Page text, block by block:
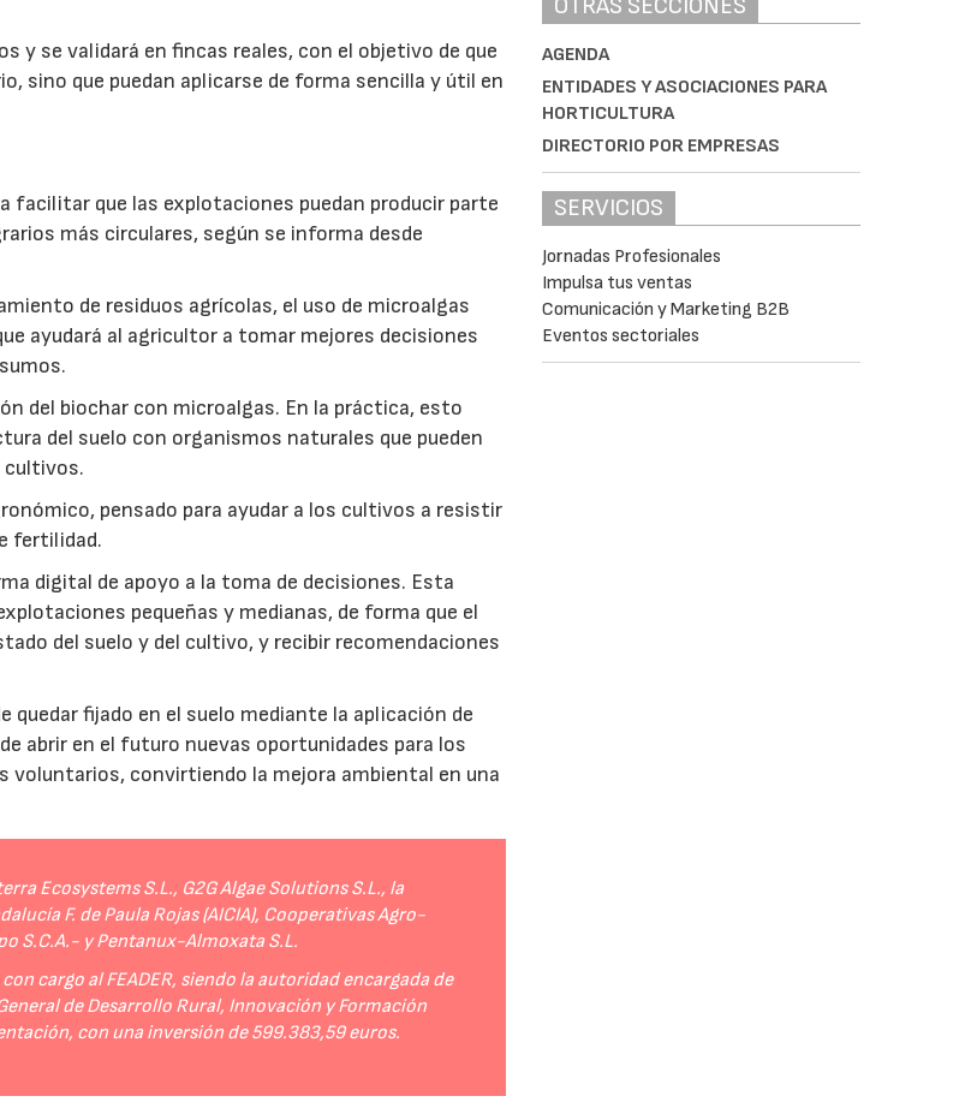
y se validará en fincas reales, con el objetivo de que
sino que puedan aplicarse de forma sencilla y útil en
facilitar que las explotaciones puedan producir parte
más circulares, según se informa desde
de residuos agrícolas, el uso de microalgas
ayudará al agricultor a tomar mejores decisiones
del biochar con microalgas. En la práctica, esto
del suelo con organismos naturales que pueden
cultivos.
pensado para ayudar a los cultivos a resistir
fertilidad.
digital de apoyo a la toma de decisiones. Esta
pequeñas y medianas, de forma que el
del suelo y del cultivo, y recibir recomendaciones
quedar fijado en el suelo mediante la aplicación de
abrir en el futuro nuevas oportunidades para los
voluntarios, convirtiendo la mejora ambiental en una
Ecosystems S.L., G2G Algae Solutions S.L., la
F. de Paula Rojas (AICIA), Cooperativas Agro-
S.C.A.- y Pentanux-Almoxata S.L.
cargo al FEADER, siendo la autoridad encargada de
de Desarrollo Rural, Innovación y Formación
con una inversión de 599.383,59 euros.
AGENDA
ENTIDADES Y ASOCIACIONES PARA
HORTICULTURA
DIRECTORIO POR EMPRESAS
SERVICIOS
Jornadas Profesionales
Impulsa tus ventas
Comunicación y Marketing B2B
Eventos sectoriales